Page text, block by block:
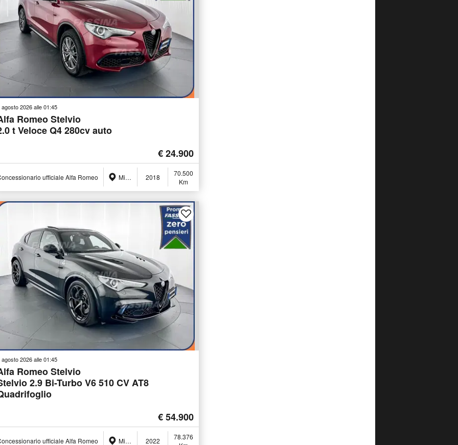
agosto 2026 alle 01:45
Romeo Stelvio
t Veloce Q4 280cv auto
€ 24.900
ufficiale Alfa Romeo Milano (MI) 2018
70.500
Km
agosto 2026 alle 01:45
Romeo Stelvio
2.9 Bi-Turbo V6 510 CV AT8
€ 54.900
ufficiale Alfa Romeo Milano (MI) 2022
78.376